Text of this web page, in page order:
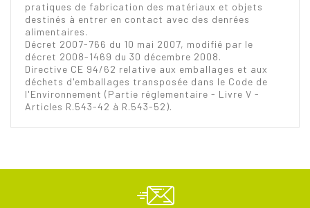
pratiques de fabrication des matériaux et objets
destinés à entrer en contact avec des denrées
alimentaires.
Décret 2007-766 du 10 mai 2007, modifié par le
décret 2008-1469 du 30 décembre 2008.
Directive CE 94/62 relative aux emballages et aux
déchets d'emballages transposée dans le Code de
l'Environnement (Partie réglementaire - Livre V -
Articles R.543-42 à R.543-52).